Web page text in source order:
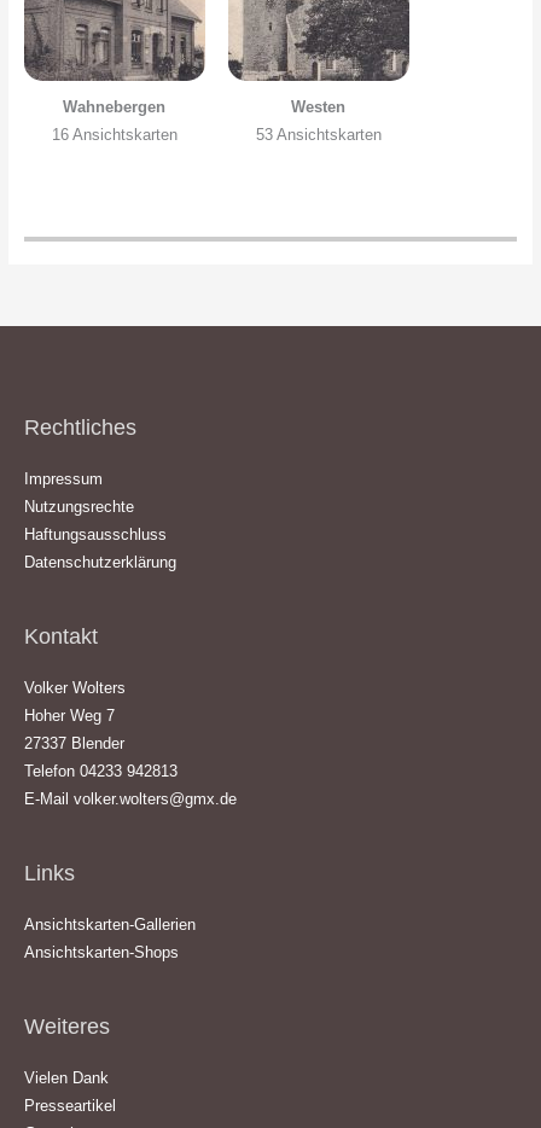
Wahnebergen
16 Ansichtskarten
Westen
53 Ansichtskarten
Rechtliches
Impressum
Nutzungsrechte
Haftungsausschluss
Datenschutzerklärung
Kontakt
Volker Wolters
Hoher Weg 7
27337 Blender
Telefon 04233 942813
E-Mail volker.wolters@gmx.de
Links
Ansichtskarten-Gallerien
Ansichtskarten-Shops
Weiteres
Vielen Dank
Presseartikel